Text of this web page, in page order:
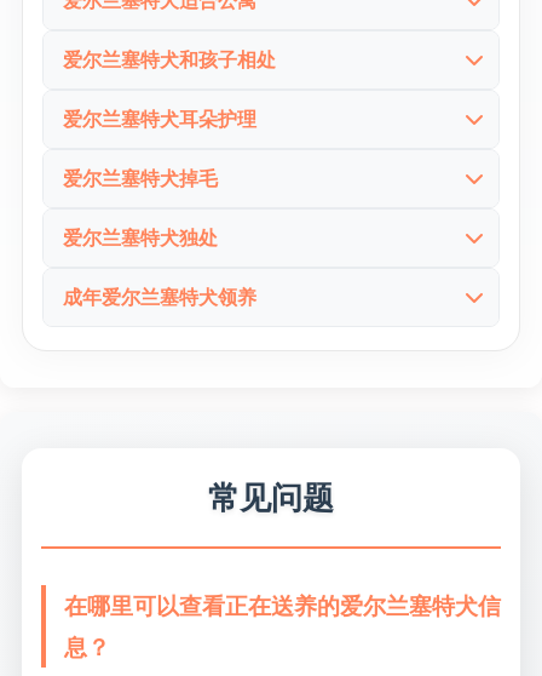
到一堆空泛赞美。
真正有参考价值的内容，不该只给“好养”或“不好养”
家庭建立连接，但运动、训练、独处和被毛耳朵护理
乐；你只想图轻松，它很快就会把难点摆出来。
所以这里最该写的，不是一句“适合”或“不适合”，而
是新手到底要面对什么。愿意长期运动、愿意做基础
更可能把它养稳。
欢”走到“我能不能真养”这一步了。对这个品种来说，
运动不是附加项，而是决定它能不能在家庭环境里稳
这一块最该讲明白的，不是笼统一句“精力大”，而是
它需要持续而且质量够高的活动。长时间散步、奔
短暂下楼转一圈更接近它真正舒服的节奏。
很多城市用户会先搜“爱尔兰塞特犬适合公寓”再决定
要不要继续看领养信息。这个搜索背后很现实，用户
想知道它虽然亲人、漂亮，但会不会因为运动量大、
对这个品种来说，真正关键的不是它能不能进公寓，
而是你有没有能力在公寓外把它的精力消耗掉。要是
会被它的精力磨掉。
爱尔兰塞特犬和孩子相处
“爱尔兰塞特犬和孩子相处”是非常真实的一类搜索，
因为很多家庭考虑它，正是冲着亲人和活泼去的。这
个品种通常确实很喜欢参与家庭活动，也常常乐于和
但这部分最该讲明白的，不只是“对孩子好”，还要写
清它兴奋起来会不会太冲、会不会扑人、会不会因为
爱尔兰塞特犬耳朵护理
很多用户会直接搜“爱尔兰塞特犬耳朵护理”，这说明
他已经从喜欢外表走到现实管理这一步了。这个搜索
背后的问题不是它耳朵好不好看，而是这种有长耳和
真正有价值的内容，应该把定期检查、清洁频率、游
爱尔兰塞特犬掉毛
很多人看到爱尔兰塞特犬那身亮红色长饰毛，就会自
然去搜“爱尔兰塞特犬掉毛”。这种搜索背后的用户，
并不是排斥长毛犬，而是想确认它到底是掉毛重，还
爱尔兰塞特犬独处
“爱尔兰塞特犬独处”这类搜索很真实，因为很多人白
天要上班，不可能整天陪着狗。问题不在于它能不能
或者明显焦躁，那通常不是突然变坏，而是它的生活
成年爱尔兰塞特犬领养
所以这部分最该写的不是它还可不可爱，而是它现在
知的性格和管理难点，比幼犬阶段的想象空间更值
常见问题
在哪里可以查看正在送养的爱尔兰塞特犬信
息？